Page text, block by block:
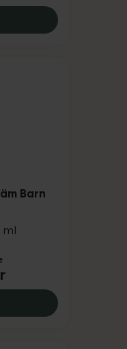
Shampoo &
ppm Fluor, 24.9
Barn
ml
Tandkräm